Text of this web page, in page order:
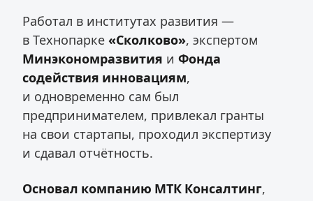
Работал в институтах развития —
в Технопарке «Сколково», экспертом
Минэкономразвития и Фонда
содействия инновациям,
и одновременно сам был
предпринимателем, привлекал гранты
на свои стартапы, проходил экспертизу
и сдавал отчётность.
Основал компанию МТК Консалтинг,